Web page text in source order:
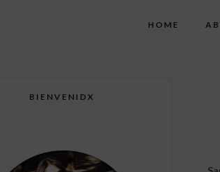
HOME
BIENVENIDX